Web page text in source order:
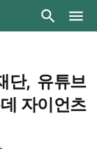
단, 유튜브
자이언츠